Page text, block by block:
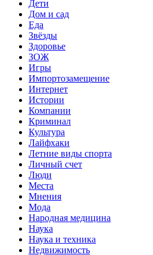
Дети
Дом и сад
Еда
Звёзды
Здоровье
ЗОЖ
Игры
Импортозамещение
Интернет
Истории
Компании
Криминал
Культура
Лайфхаки
Летние виды спорта
Личный счет
Люди
Места
Мнения
Мода
Народная медицина
Наука
Наука и техника
Недвижимость